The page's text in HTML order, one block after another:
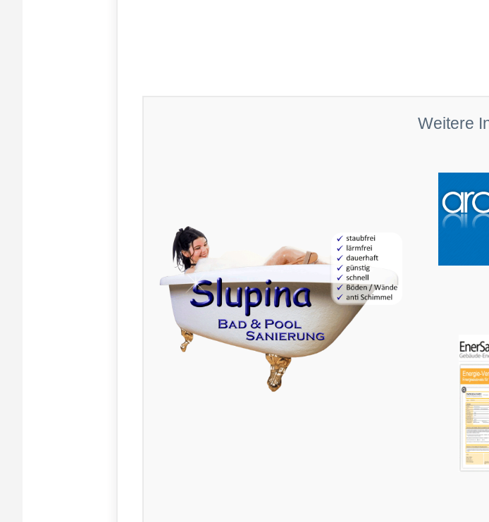
Weitere